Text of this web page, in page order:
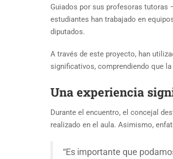
Guiados por sus profesoras tutoras
estudiantes han trabajado en
diputados.
A través de este proyecto, han
significativos, comprendiendo que
Una experiencia
Durante el encuentro, el concejal
realizado en el aula. Asimismo,
“Es importante que